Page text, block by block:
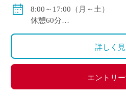
賞与年2回（実績/年間5.2
年間3.53ヶ月）
8:00～17:00（月～土）
休憩60分
詳しく
エントリ